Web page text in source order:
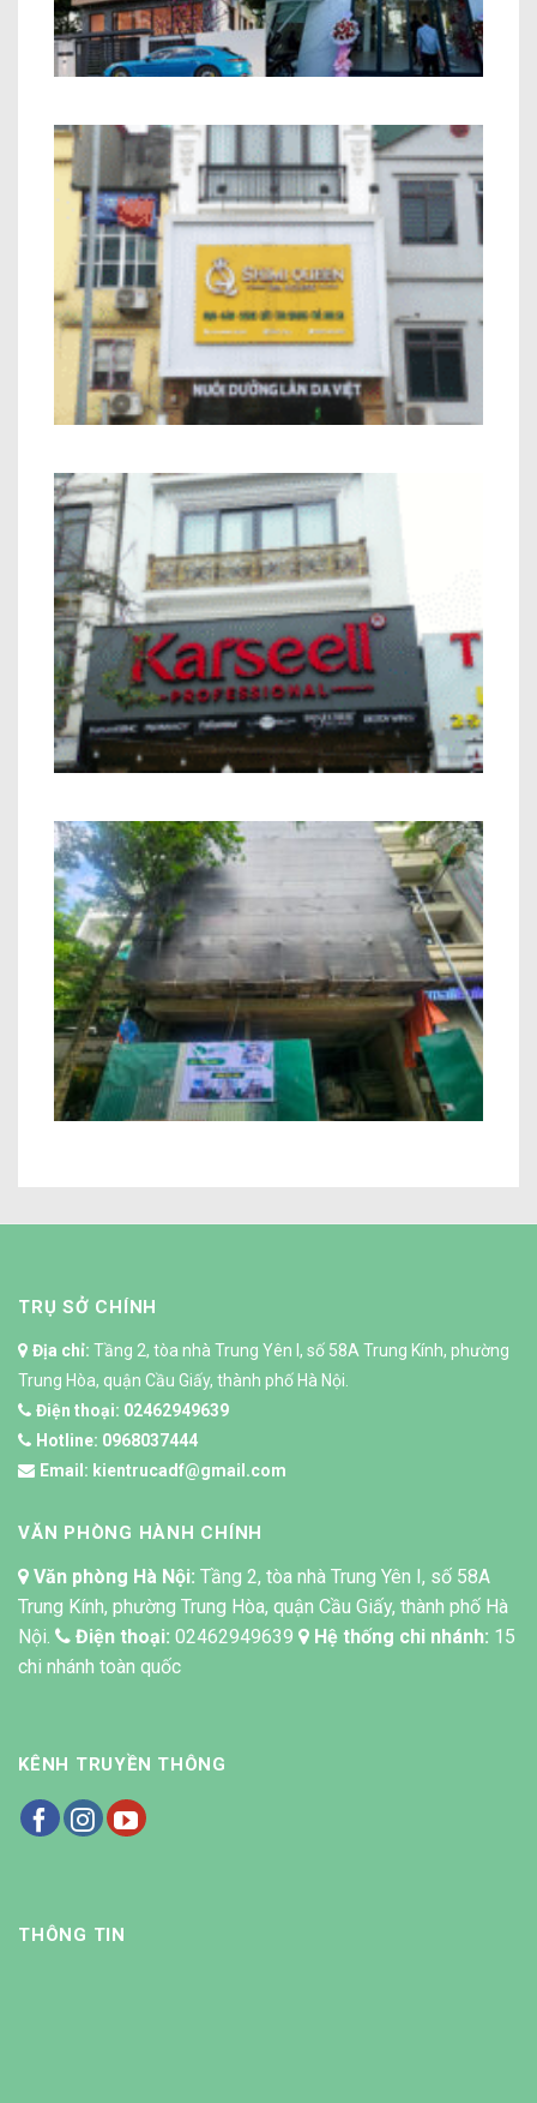
Biên Hà Nội
Nhà Phố Kết Hợp Kinh Doanh Chị Hiền
Minh Khai
Nhà phố Kết hợp Kinh Doanh Chú Bính
Minh Khai
Xây Thô Khách Sạn Nguyễn Văn Ngọc
Hà Nội
TRỤ SỞ CHÍNH
Địa chỉ: Tầng 2, tòa nhà Trung Yên I, số 58A Trung Kính, phường
Trung Hòa, quận Cầu Giấy, thành phố Hà Nội.
Điện thoại: 02462949639
Hotline: 0968037444
Email: kientrucadf@gmail.com
VĂN PHÒNG HÀNH CHÍNH
Văn phòng Hà Nội: Tầng 2, tòa nhà Trung Yên I, số 58A
Trung Kính, phường Trung Hòa, quận Cầu Giấy, thành phố Hà
Nội.
Điện thoại: 02462949639 Hệ thống chi nhánh: 15
chi nhánh toàn quốc
KÊNH TRUYỀN THÔNG
THÔNG TIN